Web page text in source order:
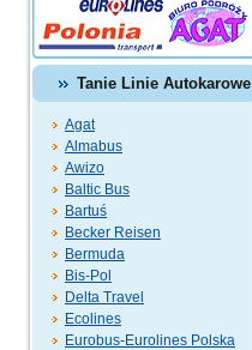
Tanie Linie Autokarowe
Agat
Almabus
Awizo
Baltic Bus
Bartuś
Becker Reisen
Bermuda
Bis-Pol
Delta Travel
Ecolines
Eurobus-Eurolines Polska